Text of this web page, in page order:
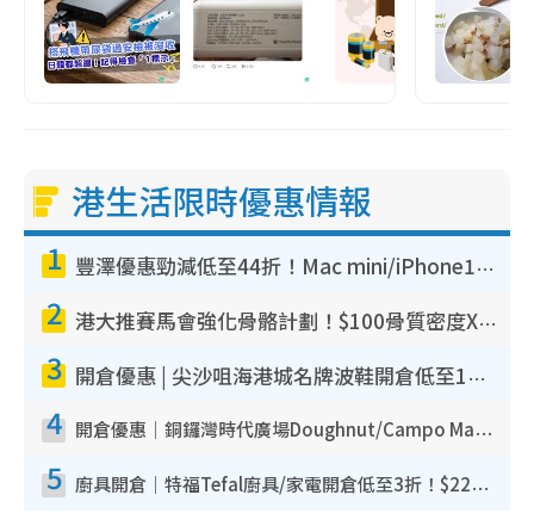
港生活限時優惠情報
1 豐澤優惠勁減低至44折！Mac mini/iPhone17Pro大減價！廚房家電$220起
2 港大推賽馬會強化骨骼計劃！$100骨質密度X光檢查 完成免費運動訓練送超市禮券！附參加資格
3 開倉優惠 | 尖沙咀海港城名牌波鞋開倉低至1折！On鞋$899起／Joy&Peace鞋履$98起
4 開倉優惠｜銅鑼灣時代廣場Doughnut/Campo Marzio開倉低至1折！背囊、書包、手袋劈價$200起
5 廚具開倉｜特福Tefal廚具/家電開倉低至3折！$220起買平底鍋/炒鑊/湯煲！電飯煲/吸塵機/燙斗$418起